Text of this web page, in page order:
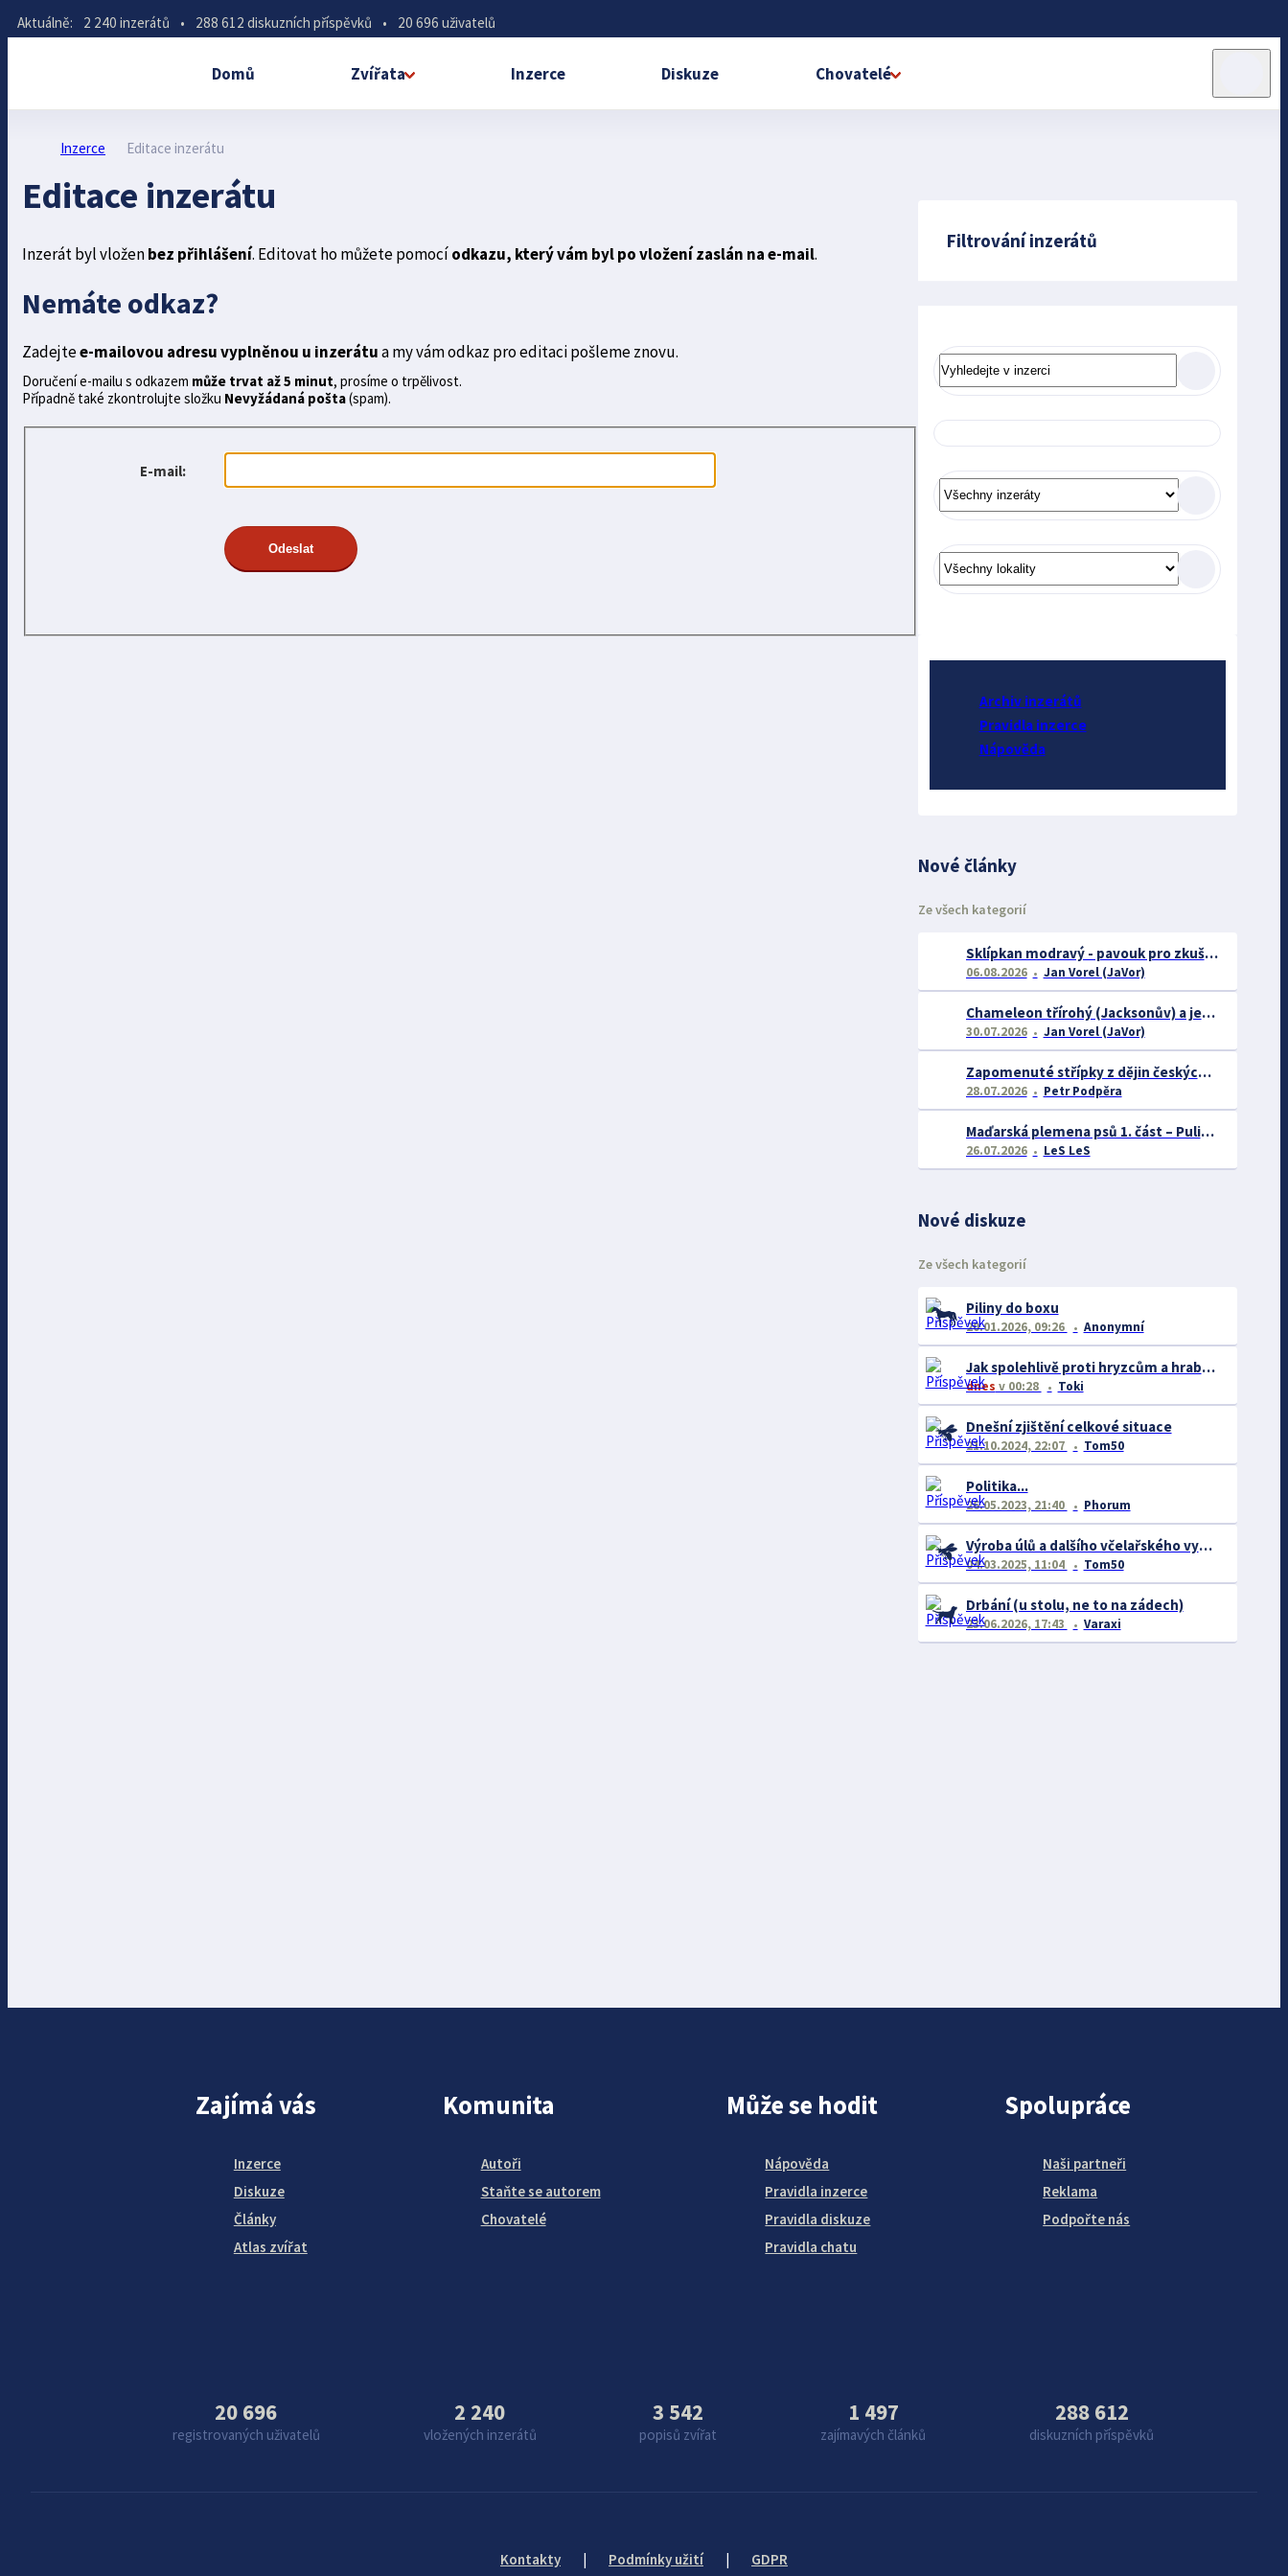
Aktuálně: 2 240 inzerátů • 288 612 diskuzních příspěvků • 20 696 uživatelů
Domů Zvířata Inzerce Diskuze Chovatelé
Inzerce Editace inzerátu
Editace inzerátu
Inzerát byl vloženbez přihlášení. Editovat ho můžete pomocíodkazu, který vám byl po vložení zaslán na e-mail.
Nemáte odkaz?
Zadejtee-mailovou adresu vyplněnou u inzerátua my vám odkaz pro editaci pošleme znovu.
Doručení e-mailu s odkazem může trvat až 5 minut, prosíme o trpělivost.
Případně také zkontrolujte složku Nevyžádaná pošta(spam).
E-mail:
Filtrování inzerátů
Archiv inzerátů
Pravidla inzerce
Nápověda
Nové články
Ze všech kategorií
Sklípkan modravý - pavouk pro zkušené chovatele
06.08.2026 Jan Vorel (JaVor)
Chameleon třírohý (Jacksonův) a jeho chov
30.07.2026 Jan Vorel (JaVor)
Zapomenuté střípky z dějin českých exotářů - 3.část
28.07.2026 Petr Podpěra
Maďarská plemena psů 1. část – Puli, Komondor
26.07.2026 LeS LeS
Nové diskuze
Ze všech kategorií
Piliny do boxu
20.01.2026, 09:26 Anonymní
Jak spolehlivě proti hryzcům a hrabošům
dnes v 00:28 Toki
Dnešní zjištění celkové situace
21.10.2024, 22:07 Tom50
Politika...
26.05.2023, 21:40 Phorum
Výroba úlů a dalšího včelařského vybavení
04.03.2025, 11:04 Tom50
Drbání (u stolu, ne to na zádech)
23.06.2026, 17:43 Varaxi
Zajímá vás
Inzerce
Diskuze
Články
Atlas zvířat
Komunita
Autoři
Staňte se autorem
Chovatelé
Může se hodit
Nápověda
Pravidla inzerce
Pravidla diskuze
Pravidla chatu
Spolupráce
Naši partneři
Reklama
Podpořte nás
20 696
registrovaných uživatelů
2 240
vložených inzerátů
3 542
popisů zvířat
1 497
zajímavých článků
288 612
diskuzních příspěvků
Kontakty Podmínky užití GDPR